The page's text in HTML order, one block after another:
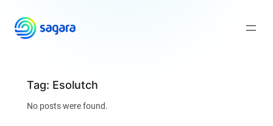
content
Tag: Esolutch
No posts were found.